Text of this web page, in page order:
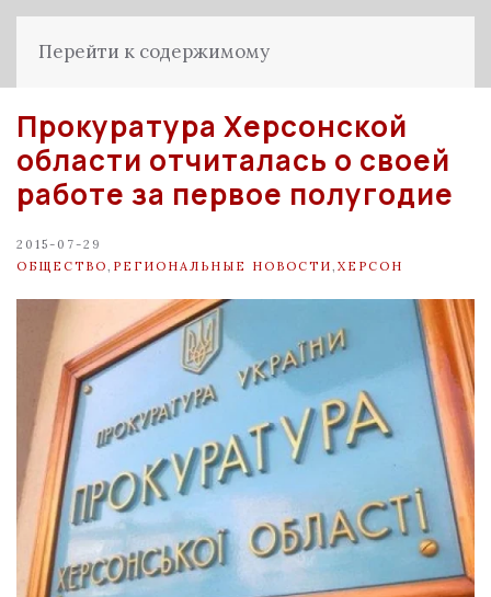
Перейти к содержимому
Прокуратура Херсонской
области отчиталась о своей
работе за первое полугодие
2015-07-29
ОБЩЕСТВО РЕГИОНАЛЬНЫЕ НОВОСТИ ХЕРСОН